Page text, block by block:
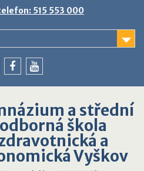
515 553 000
a střední
odborná škola
a
Vyškov